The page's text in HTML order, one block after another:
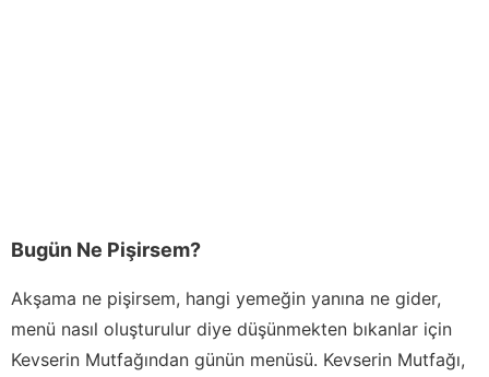
Bugün Ne Pişirsem?
Akşama ne pişirsem, hangi yemeğin yanına ne gider,
menü nasıl oluşturulur diye düşünmekten bıkanlar için
Kevserin Mutfağından günün menüsü. Kevserin Mutfağı,